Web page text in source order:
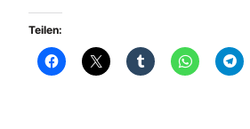
Teilen: